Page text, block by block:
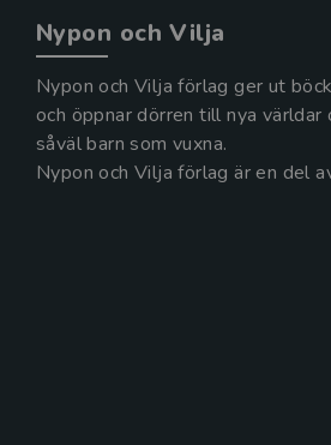
Nypon och Vilja
Nypon och Vilja förlag ger ut
och öppnar dörren till nya
såväl barn som vuxna.
Nypon och Vilja förlag är en del